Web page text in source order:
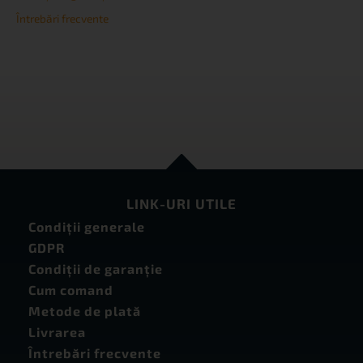
Întrebări frecvente
LINK-URI UTILE
Condiţii generale
GDPR
Condiţii de garanţie
Cum comand
Metode de plată
Livrarea
Întrebări frecvente